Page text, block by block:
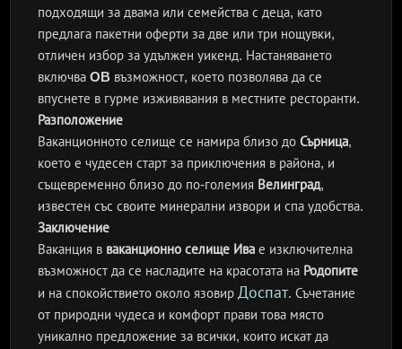
подходящи за двама или семейства с деца, като
предлага пакетни оферти за две или три нощувки,
отличен избор за удължен уикенд. Настаняването
включваOB възможност, което позволява да се
впуснете в гурме изживявания в местните ресторанти.
Разположение
Ваканционното селище се намира близо доСърница,
което е чудесен старт за приключения в района, и
същевременно близо до по-големия Велинград,
известен със своите минерални извори и спа удобства.
Заключение
Ваканция в ваканционно селище Ива е изключителна
възможност да се насладите на красотата на Родопите
и на спокойствието около язовир Доспат. Съчетание
от природни чудеса и комфорт прави това място
уникално предложение за всички, които искат да